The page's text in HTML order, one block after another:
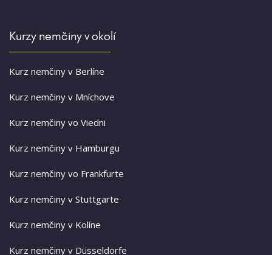
Kurzy nemčiny v okolí
Kurz nemčiny v Berlíne
Kurz nemčiny v Mníchove
Kurz nemčiny vo Viedni
Kurz nemčiny v Hamburgu
Kurz nemčiny vo Frankfurte
Kurz nemčiny v Stuttgarte
Kurz nemčiny v Kolíne
Kurz nemčiny v Düsseldorfe